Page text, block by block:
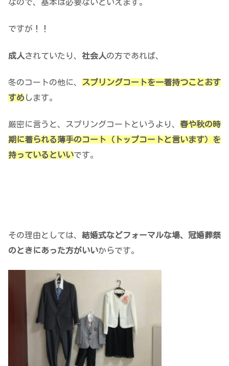
なので、基本は必要ないといえます。
ですが！！
成人 されていたり、 社会人の方であれば、
冬のコートの他に、
スプリングコートを一着持つことおす
すめ します。
厳密に言うと、スプリングコートというより、 春や秋の時
期に着られる薄手のコート（トップコートと言います）を
持っているといいです。
その理由としては、 結婚式などフォーマルな場、冠婚葬祭
のときにあった方がいいからです。